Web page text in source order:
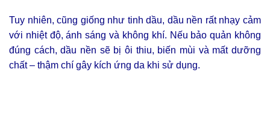
Tuy nhiên, cũng giống như tinh dầu, dầu nền rất nhạy cảm
với nhiệt độ, ánh sáng và không khí. Nếu bảo quản không
đúng cách, dầu nền sẽ bị ôi thiu, biến mùi và mất dưỡng
chất – thậm chí gây kích ứng da khi sử dụng.